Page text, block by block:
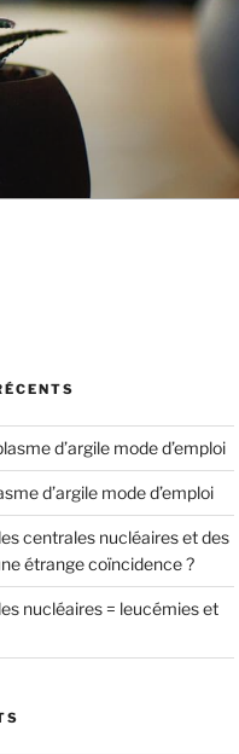
d’argile mode d’emploi
d’argile mode d’emploi
centrales nucléaires et des
étrange coïncidence ?
nucléaires = leucémies et